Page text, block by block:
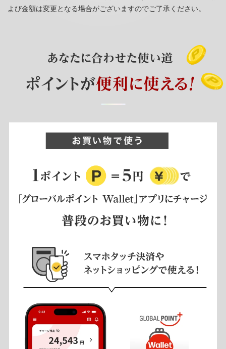
よび金額は変更となる場合がございますのでご了承ください。